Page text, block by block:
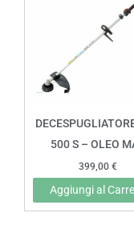
500 S – OLEO
399,00 €
Aggiungi al